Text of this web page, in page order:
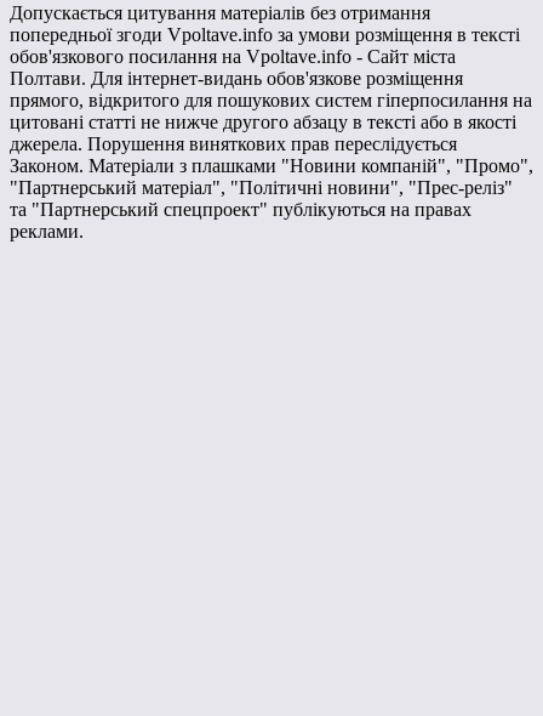
Допускається цитування матеріалів без отримання
попередньої згоди Vpoltave.info за умови розміщення в тексті
обов'язкового посилання на Vpoltave.info - Сайт міста
Полтави. Для інтернет-видань обов'язкове розміщення
прямого, відкритого для пошукових систем гіперпосилання на
цитовані статті не нижче другого абзацу в тексті або в якості
джерела. Порушення виняткових прав переслідується
Законом. Матеріали з плашками "Новини компаній", "Промо",
"Партнерський матеріал", "Політичні новини", "Прес-реліз"
та "Партнерський спецпроект" публікуються на правах
реклами.